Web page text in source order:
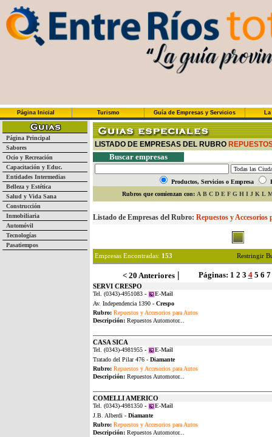
Página Inicial Turismo Guía de Empresas y Servicios
Página Principal
Sabores
Ocio y Recreación
Capacitación y Educ.
Entidades Intermedias
Belleza y Estética
Salud y Vida Sana
Construcción
Inmobiliaria
Automóvil
Tecnologías
Pasatiempos
LISTADO DE EMPRESAS DEL RUBRO
Buscar empresas
Productos, Servicios o Empresa
Rubros que comienzan con: A B C D E F G H I J K L
Listado de Empresas del Rubro: Repuestos y Accesorios
Empresas Encontradas: 153 Restringir
< 20 Anteriores | Páginas: 1 2 3 4 5 6 7
SERVI CRESPO
Tel. (0343)-4951083 -
E-Mail
Av. Independencia 1390 - Crespo
Rubro: Repuestos y Accesorios para Autos
Descripción: Repuestos Automotor...
CASA SICA
Tel. (0343)-4981955 -
E-Mail
Tratado del Pilar 476 - Diamante
Rubro: Repuestos y Accesorios para Autos
Descripción: Repuestos Automotor...
COMELLI AMERICO
Tel. (0343)-4981350 -
E-Mail
J.B. Alberdi - Diamante
Rubro: Repuestos y Accesorios para Autos
Descripción: Repuestos Automotor...